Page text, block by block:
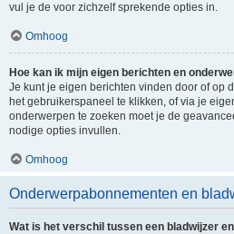
vul je de voor zichzelf sprekende opties in.
Omhoog
Hoe kan ik mijn eigen berichten en
Je kunt je eigen berichten vinden door of op
het gebruikerspaneel te klikken, of via je
onderwerpen te zoeken moet je de
nodige opties invullen.
Omhoog
Onderwerpabonnementen en
Wat is het verschil tussen een bladwijzer